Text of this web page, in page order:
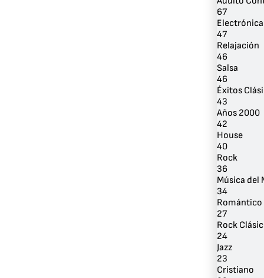
67
Electrónica
47
Relajación
46
Salsa
46
Éxitos
43
Años 2000
42
House
40
Rock
36
Música del
34
Romántico
27
Rock
24
Jazz
23
Cristiano